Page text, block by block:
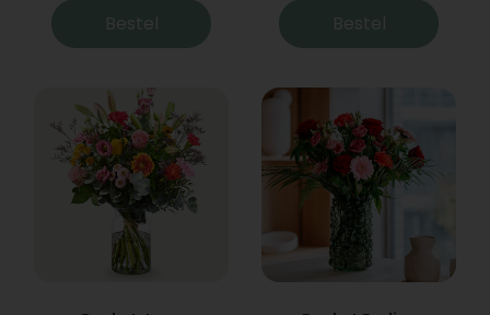
Bestel Bestel